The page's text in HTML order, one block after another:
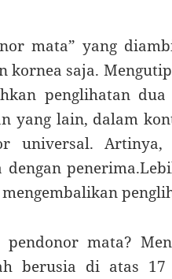
mata” yang
kornea saja.
penglihatan dua
yang lain, dalam
universal. Artinya,
mata?
berusia di atas